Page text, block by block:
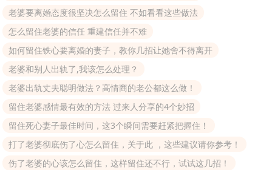
老婆要离婚态度很坚决怎么留住 不如看看这些做法
怎么留住老婆的信任 重建信任并不难
如何留住铁心要离婚的妻子，教你几招让她舍不得离开
老婆和别人出轨了,我该怎么处理？
老婆出轨丈夫聪明做法？高情商的老公都这么做！
留住老婆感情最有效的方法 过来人分享的4个妙招
留住死心妻子最佳时间，这3个瞬间需要赶紧把握住！
打了老婆彻底伤了心怎么留住，关于此 ，这些建议请你参考！
伤了老婆的心该怎么留住，这样留住还不行，试试这几招！